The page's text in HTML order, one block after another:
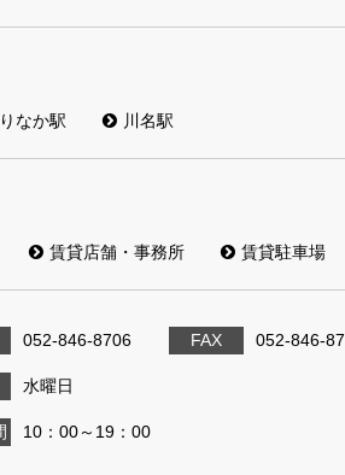
なか駅 川名駅
賃貸店舗・事務所 賃貸駐車場
052-846-8706 FAX 052-846-
水曜日
10：00～19：00